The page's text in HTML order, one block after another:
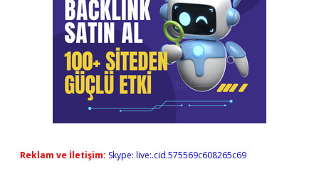
Reklam ve İletişim: Skype: live:.cid.575569c608265c69